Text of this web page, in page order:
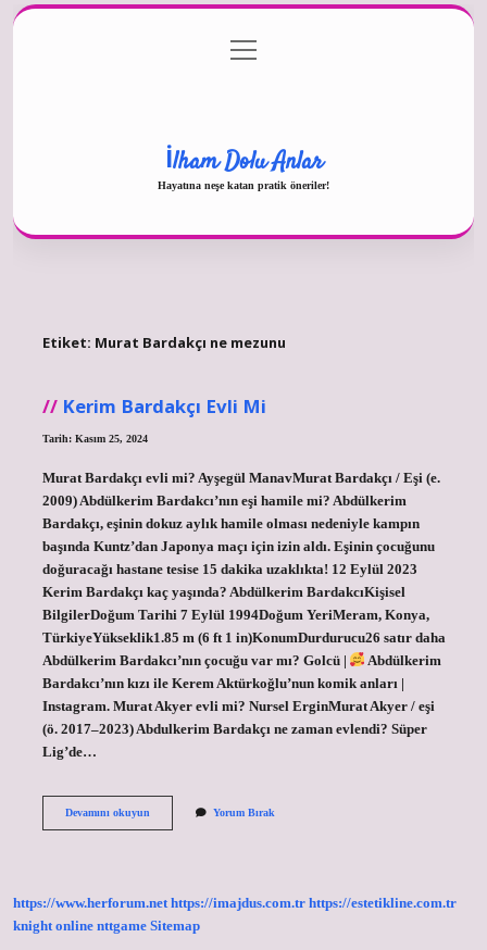
Gizlilik Politikası
menüyü
aç
İlham Dolu Anlar
Hayatına neşe katan pratik öneriler!
Etiket: Murat Bardakçı ne mezunu
Kerim Bardakçı Evli Mi
Tarih: Kasım 25, 2024
Murat Bardakçı evli mi? Ayşegül ManavMurat Bardakçı / Eşi (e.
2009) Abdülkerim Bardakcı’nın eşi hamile mi? Abdülkerim
Bardakçı, eşinin dokuz aylık hamile olması nedeniyle kampın
başında Kuntz’dan Japonya maçı için izin aldı. Eşinin çocuğunu
doğuracağı hastane tesise 15 dakika uzaklıkta! 12 Eylül 2023
Kerim Bardakçı kaç yaşında? Abdülkerim BardakcıKişisel
BilgilerDoğum Tarihi 7 Eylül 1994Doğum YeriMeram, Konya,
TürkiyeYükseklik1.85 m (6 ft 1 in)KonumDurdurucu26 satır daha
Abdülkerim Bardakcı’nın çocuğu var mı? Golcü |
Abdülkerim
Bardakcı’nın kızı ile Kerem Aktürkoğlu’nun komik anları |
Instagram. Murat Akyer evli mi? Nursel ErginMurat Akyer / eşi
(ö. 2017–2023) Abdulkerim Bardakçı ne zaman evlendi? Süper
Lig’de…
Devamını okuyunKerim
Yorum Bırak
https://www.herforum.net https://imajdus.com.tr https://estetikline.com.tr
knight online nttgame Sitemap